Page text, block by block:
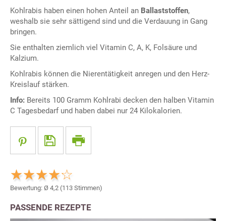
Kohlrabis haben einen hohen Anteil an Ballaststoffen,
weshalb sie sehr sättigend sind und die Verdauung in Gang
bringen.
Sie enthalten ziemlich viel Vitamin C, A, K, Folsäure und
Kalzium.
Kohlrabis können die Nierentätigkeit anregen und den Herz-
Kreislauf stärken.
Info: Bereits 100 Gramm Kohlrabi decken den halben Vitamin
C Tagesbedarf und haben dabei nur 24 Kilokalorien.
Bewertung: Ø 4,2 (113 Stimmen)
PASSENDE REZEPTE